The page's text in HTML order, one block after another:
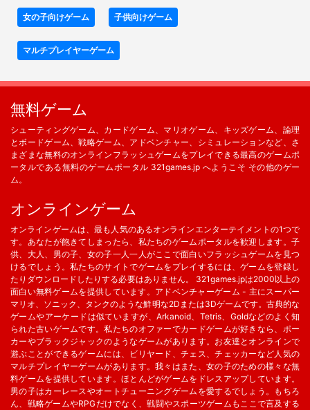
女の子向けゲーム 子供向けゲーム
マルチプレイヤーゲーム
無料ゲーム
シューティングゲーム、カードゲーム、マリオゲーム、キッズゲーム、論理
とボードゲーム、戦略ゲーム、アドベンチャー、シミュレーションなど、さ
まざまな無料のオンラインフラッシュゲームをプレイできる最高のゲームポ
ータルである無料のゲームポータル 321games.jp へようこそ その他のゲー
ム。
オンラインゲーム
オンラインゲームは、最も人気のあるオンラインエンターテイメントの1つで
す。あなたが飽きてしまったら、私たちのゲームポータルを歓迎します。子
供、大人、男の子、女の子一人一人がここで面白いフラッシュゲームを見つ
けるでしょう。私たちのサイトでゲームをプレイするには、ゲームを登録し
たりダウンロードしたりする必要はありません。 321games.jpは2000以上の
面白い無料ゲームを提供しています。アドベンチャーゲーム - 主にスーパー
マリオ、ソニック、タンクのような鮮明な2Dまたは3Dゲームです。古典的な
ゲームやアーケードは似ていますが、Arkanoid、Tetris、Goldなどのよく知
られた古いゲームです。私たちのオファーでカードゲームが好きなら、ポー
カーやブラックジャックのようなゲームがあります。お友達とオンラインで
遊ぶことができるゲームには、ビリヤード、チェス、チェッカーなど人気の
マルチプレイヤーゲームがあります。我々はまた、女の子のための様々な無
料ゲームを提供しています。ほとんどがゲームをドレスアップしています。
男の子はカーレースやオートチューニングゲームを愛するでしょう。もちろ
ん、戦略ゲームやRPGだけでなく、戦闘やスポーツゲームもここで言及する